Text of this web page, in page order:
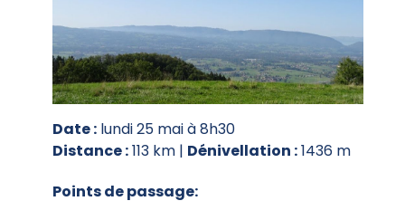
Date : lundi 25 mai à 8h30
Distance :113 km | Dénivellation :1436 m
Points de passage: